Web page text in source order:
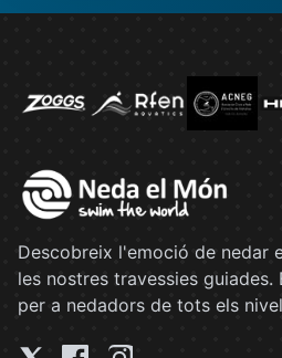
Descobreix l'emoció de nedar
les nostres travessies guiades.
per a nedadors de tots els